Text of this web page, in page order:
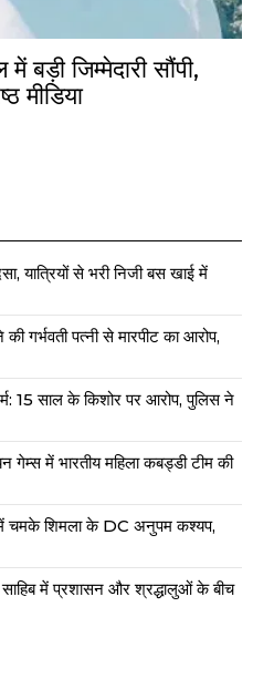
बड़ी जिम्मेदारी सौंपी,
मीडिया
यात्रियों से भरी निजी बस खाई में
गर्भवती पत्नी से मारपीट का आरोप,
15 साल के किशोर पर आरोप, पुलिस ने
गेम्स में भारतीय महिला कबड्डी टीम की
चमके शिमला के DC अनुपम कश्यप,
साहिब में प्रशासन और श्रद्धालुओं के बीच